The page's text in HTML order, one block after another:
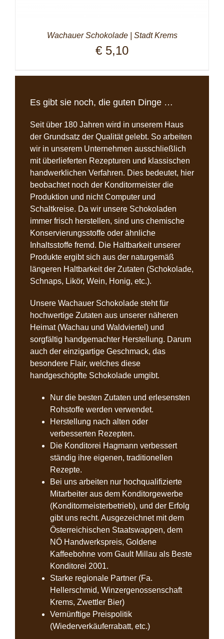
Wachauer Schokolade | Stadt Krems
€ 5,10
Es gibt sie noch, die guten Dinge …
Seit über 180 Jahren wird in unserem Haus
der Grundsatz der Qualität gelebt. So arbeiten
wir in unserem Unternehmen ausschließlich
mit überlieferten Rezepturen und klassischen
handwerklichen Verfahren. Dies bedeutet, hier
beobachtet noch der Konditormeister die
Produktion und nicht Computer und
Schaltkreise. Da wir unsere Schokoladen
immer frisch herstellen, sind uns chemische
Konservierungsstoffe oder ähnliche
Inhaltsstoffe fremd. Die Haltbarkeit unserer
Produkte ergibt sich aus der naturgemäß
längeren Haltbarkeit der Zutaten (Schokolade,
Schnaps, Likör, Wein, Honig, etc.).
Unsere Wachauer Schokolade steht für
hochwertige Zutaten aus unserer näheren
Heimat (Wachau und Waldviertel) und
sorgfältig handgemachter Herstellung. Darum
auch der einzigartige Geschmack, das
besondere Flair, welches diese
handgeschöpfte Schokolade umgibt.
Nur die besten Zutaten und erlesensten
Rohstoffe werden verwendet.
Herstellung nach alten oder
verbesserten Rezepten.
Die Konditorei Hagmann verbessert
ständig ihre eigenen, traditionellen
Rezepte.
Bei uns arbeiten nur hochqualifizierte
Mitarbeiter aus dem Konditorgewerbe
(Konditormeisterbetrieb), und der Erfolg
gibt uns recht. Ausgezeichnet mit dem
Österreichischen Staatswappen, dem
NÖ Handwerkspreis, Goldene
Kaffeebohne vom Gault Millau als Beste
Konditorei 2001.
Starke regionale Partner (Fa.
Hellerschmid, Winzergenossenschaft
Krems, Zwettler Bier)
Vernünftige Preispolitik
(Wiederverkäuferrabatt, etc.)